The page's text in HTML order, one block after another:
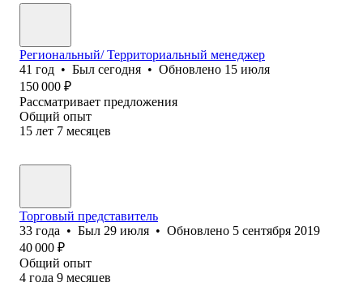
Региональный/ Территориальный менеджер
41 год • Был сегодня • Обновлено 15 июля
150 000 ₽
Рассматривает предложения
Общий опыт
15 лет 7 месяцев
Торговый представитель
33 года • Был 29 июля • Обновлено 5 сентября 2019
40 000 ₽
Общий опыт
4 года 9 месяцев